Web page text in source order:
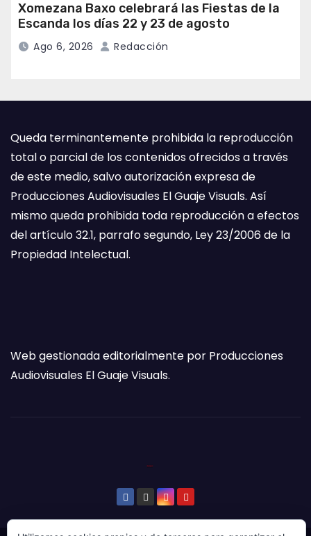
Xomezana Baxo celebrará las Fiestas de la
Escanda los días 22 y 23 de agosto
Ago 6, 2026 Redacción
Queda terminantemente prohibida la reproducción
total o parcial de los contenidos ofrecidos a través
de este medio, salvo autorización expresa de
Producciones Audiovisuales El Guaje Visuals. Así
mismo queda prohibida toda reproducción a efectos
del artículo 32.1, parrafo segundo, Ley 23/2006 de la
Propiedad Intelectual.
Web gestionada editorialmente por Producciones
Audiovisuales El Guaje Visuals.